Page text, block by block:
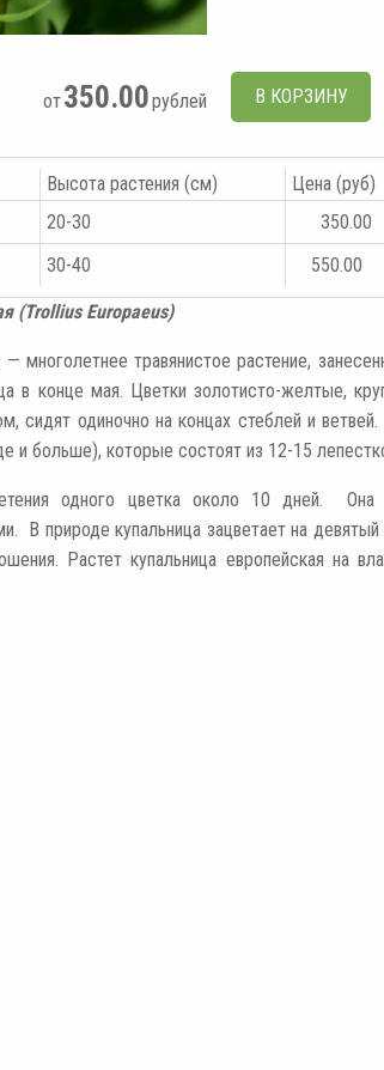
от350.00рублей В КОРЗИНУ
Высота растения (см)
Цена (руб)
20-30
350.00
30-40 550.00
(Trollius Europaeus)
— многолетнее травянистое растение,
в конце мая. Цветки золотисто-желтые,
сидят одиночно на концах стеблей и
и больше), которые состоят из 12-15
одного цветка около 10 дней.
В природе купальница зацветает на
Растет купальница европейская на